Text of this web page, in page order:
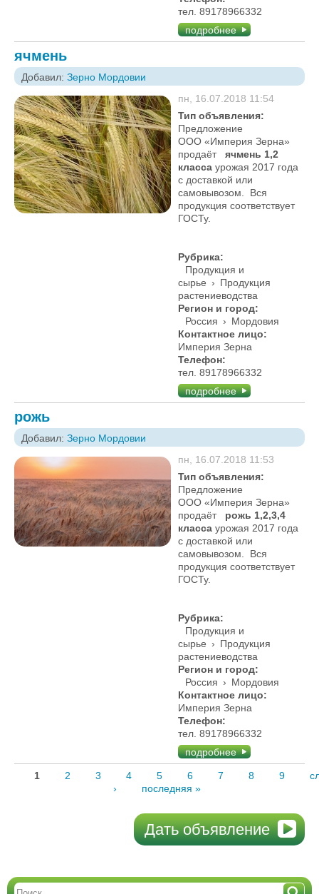
тел. 89178966332
подробнее
ячмень
Добавил: Зерно Мордовии
пн, 16.07.2018 11:54
Тип объявления:
Предложение
ООО «Империя Зерна»
продаёт ячмень 1,2
класса урожая 2017 года
с доставкой или
самовывозом. Вся
продукция соответствует
ГОСТу.
Рубрика:
Продукция и
сырье › Продукция
растениеводства
Регион и город:
Россия › Мордовия
Контактное лицо:
Империя Зерна
Телефон:
тел. 89178966332
подробнее
рожь
Добавил: Зерно Мордовии
пн, 16.07.2018 11:53
Тип объявления:
Предложение
ООО «Империя Зерна»
продаёт рожь 1,2,3,4
класса урожая 2017 года
с доставкой или
самовывозом. Вся
продукция соответствует
ГОСТу.
Рубрика:
Продукция и
сырье › Продукция
растениеводства
Регион и город:
Россия › Мордовия
Контактное лицо:
Империя Зерна
Телефон:
тел. 89178966332
подробнее
1 2 3 4 5 6 7 8 9
›
последняя »
Дать объявление